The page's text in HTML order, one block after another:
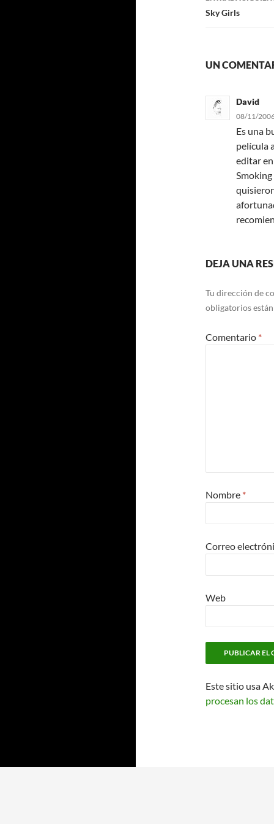
Sky Girls
UN
David
08/11/
Es una
película
editar
DEJA UNA
Tu dirección de
obligatorios
Comentario *
Nombre *
Correo
Web
Este sitio usa
procesan los